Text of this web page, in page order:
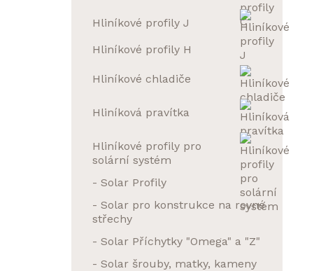
Hliníkové profily J
Hliníkové profily H
Hliníkové chladiče
Hliníková pravítka
Hliníkové profily pro
solární systém
- Solar Profily
- Solar pro konstrukce na rovné
střechy
- Solar Příchytky "Omega" a "Z"
- Solar šrouby, matky, kameny